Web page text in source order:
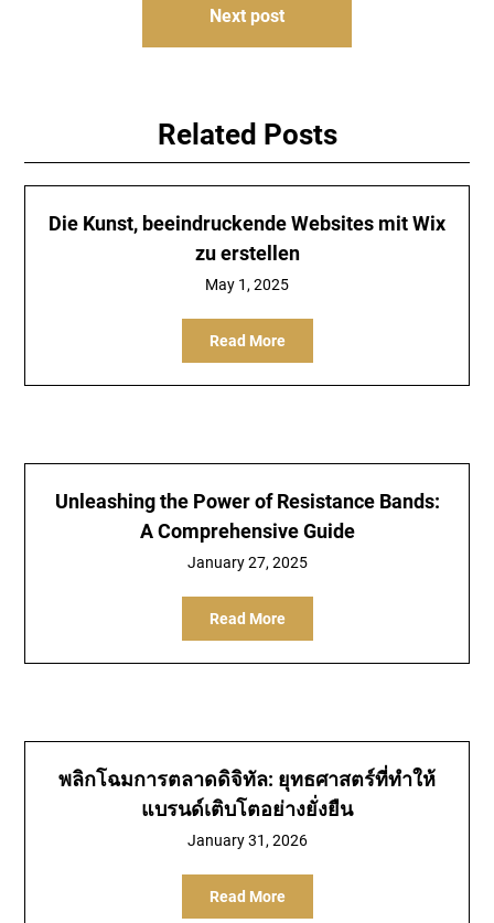
Next post
Related Posts
Die Kunst, beeindruckende Websites mit Wix
zu erstellen
May 1, 2025
Read More
Unleashing the Power of Resistance Bands:
A Comprehensive Guide
January 27, 2025
Read More
พลิกโฉมการตลาดดิจิทัล: ยุทธศาสตร์ที่ทำให้
แบรนด์เติบโตอย่างยั่งยืน
January 31, 2026
Read More